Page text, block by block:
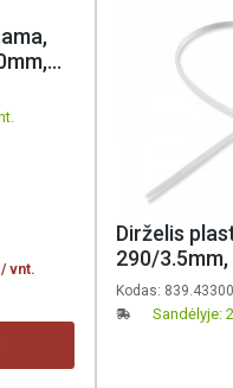
/ vnt.
Dirželis
290/
Scame, 100
Kodas: 839.43300
Sandėlyje: